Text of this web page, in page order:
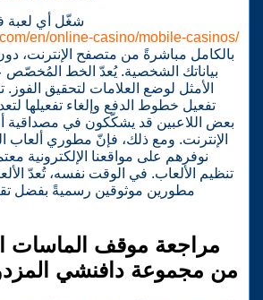
شغّل أي لعبة
en/online-casino/mobile-casinos/
بالكامل مباشرةً من متصفح الإنترنت،
بياناتك الشخصية. يُعدّ الخط المُخصّص
الأمثل لوضع العلامات لتحقيق
تفعيل خطوط الدفع وإلغاء تفعيلها
بعض اللاعبين قد يشكّكون في مصداقية
الإنترنت. ومع ذلك، فإنّ مطوري ألعاب
نوفرهم على مواقعنا الإلكترونية
تنظيم الألعاب. في الوقت نفسه، تُعدّ
مطورين موثوقين رسميةً بفضل
مراجعة موقف الماسات
من مجموعة دافنشي